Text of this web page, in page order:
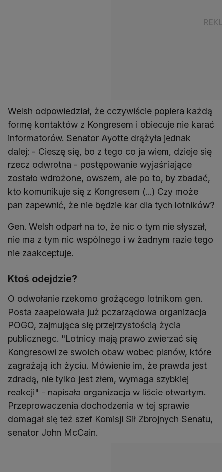
Welsh odpowiedział, że oczywiście popiera każdą
formę kontaktów z Kongresem i obiecuje nie karać
informatorów. Senator Ayotte drążyła jednak
dalej: - Cieszę się, bo z tego co ja wiem, dzieje się
rzecz odwrotna - postępowanie wyjaśniające
zostało wdrożone, owszem, ale po to, by zbadać,
kto komunikuje się z Kongresem (...) Czy może
pan zapewnić, że nie będzie kar dla tych lotników?
Gen. Welsh odparł na to, że nic o tym nie słyszał,
nie ma z tym nic wspólnego i w żadnym razie tego
nie zaakceptuje.
Ktoś odejdzie?
O odwołanie rzekomo grożącego lotnikom gen.
Posta zaapelowała już pozarządowa organizacja
POGO, zajmująca się przejrzystością życia
publicznego. "Lotnicy mają prawo zwierzać się
Kongresowi ze swoich obaw wobec planów, które
zagrażają ich życiu. Mówienie im, że prawda jest
zdradą, nie tylko jest złem, wymaga szybkiej
reakcji" - napisała organizacja w liście otwartym.
Przeprowadzenia dochodzenia w tej sprawie
domagał się też szef Komisji Sił Zbrojnych Senatu,
senator John McCain.